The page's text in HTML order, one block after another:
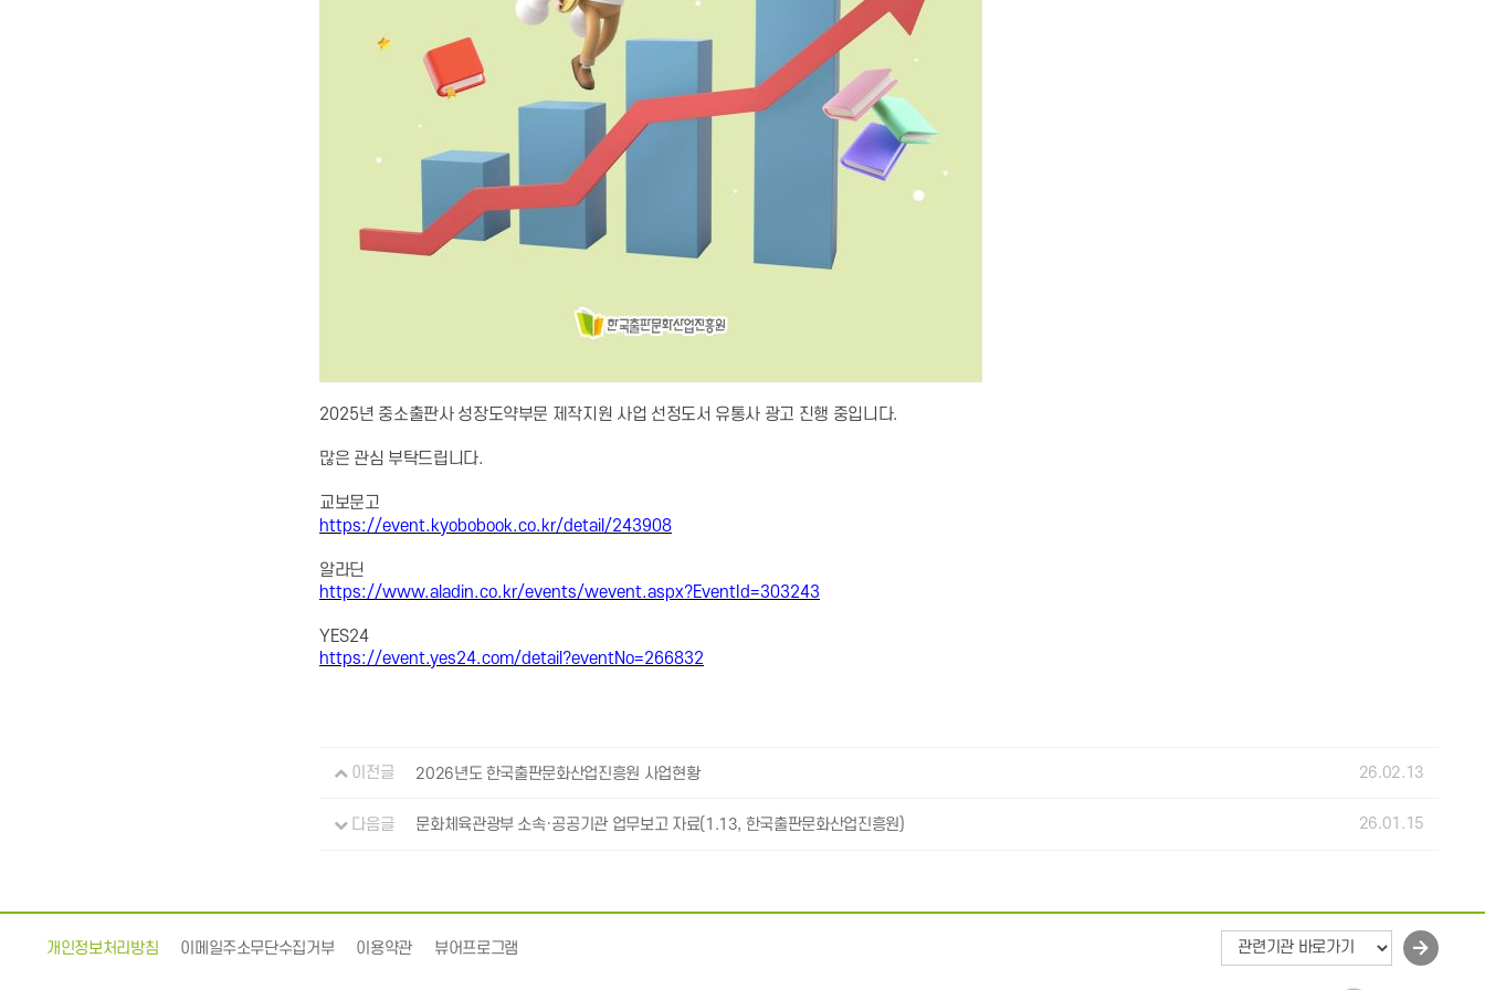
2025년 중소출판사 성장도약부문 제작지원 사업 선정도서 유통사 광고 진행 중입니다.
많은 관심 부탁드립니다.
교보문고
https://event.kyobobook.co.kr/detail/243908
알라딘
https://www.aladin.co.kr/events/wevent.aspx?EventId=303243
YES24
https://event.yes24.com/detail?eventNo=266832
이전글 2026년도 한국출판문화산업진흥원 사업현황 26.02.13
다음글 문화체육관광부 소속·공공기관 업무보고 자료(1.13, 한국출판문화산업진흥원) 26.01.15
개인정보처리방침 이메일주소무단수집거부 이용약관 뷰어프로그램
바
로